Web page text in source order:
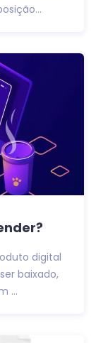
digital
baixado,
...